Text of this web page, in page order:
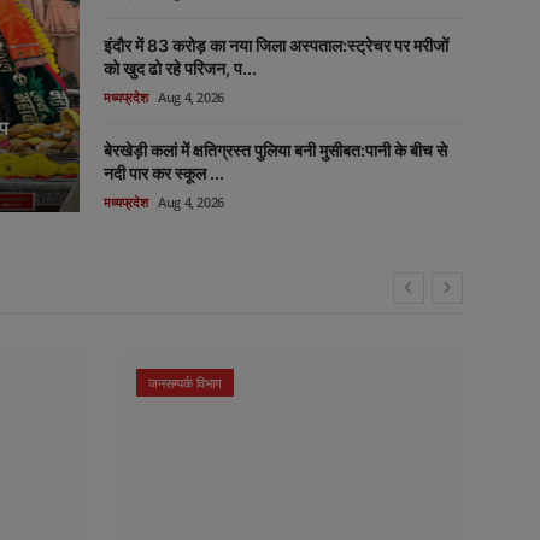
पर किसान:फसल बीमा न मिलने
इंदौर में 83 करोड़ का नया जिला अस्पताल:स्ट्रेचर पर मरीजों
को खुद ढो रहे परिजन, प...
मध्यप्रदेश Aug 4, 2026
बेरखेड़ी कलां में क्षतिग्रस्त पुलिया बनी मुसीबत:पानी के बीच से
नदी पार कर स्कूल ...
मध्यप्रदेश Aug 4, 2026
जनसम्पर्क विभाग